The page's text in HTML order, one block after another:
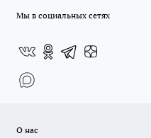
Мы в социальных сетях
О нас